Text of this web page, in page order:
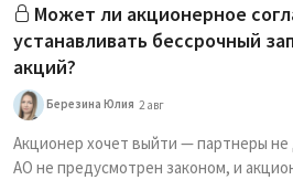
Может ли акционерное
устанавливать бессрочный
акций?
Березина Юлия 2 авг
Акционер хочет выйти — партнеры не
АО не предусмотрен законом, и